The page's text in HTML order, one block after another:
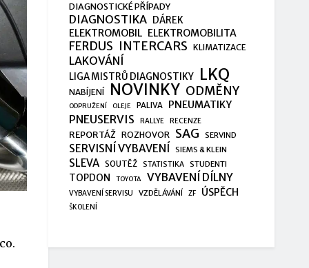
DIAGNOSTICKÉ PŘÍPADY
DIAGNOSTIKA DÁREK
ELEKTROMOBIL ELEKTROMOBILITA
FERDUS INTERCARS KLIMATIZACE
LAKOVÁNÍ
LIGA MISTRŮ DIAGNOSTIKY LKQ
NABÍJENÍ NOVINKY ODMĚNY
ODPRUŽENÍ OLEJE PALIVA PNEUMATIKY
PNEUSERVIS RALLYE RECENZE
REPORTÁŽ ROZHOVOR SAG SERVIND
SERVISNÍ VYBAVENÍ SIEMS & KLEIN
SLEVA SOUTĚŽ STATISTIKA STUDENTI
TOPDON TOYOTA VYBAVENÍ DÍLNY
VYBAVENÍ SERVISU VZDĚLÁVÁNÍ ZF ÚSPĚCH
ŠKOLENÍ